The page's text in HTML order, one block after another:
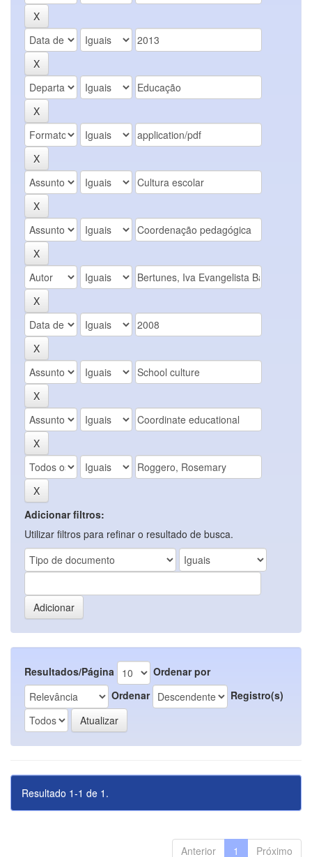
Adicionar filtros:
Utilizar filtros para refinar o resultado de busca.
Resultados/Página
Ordenar por
Ordenar
Registro(s)
Resultado 1-1 de 1.
Anterior 1 Próximo